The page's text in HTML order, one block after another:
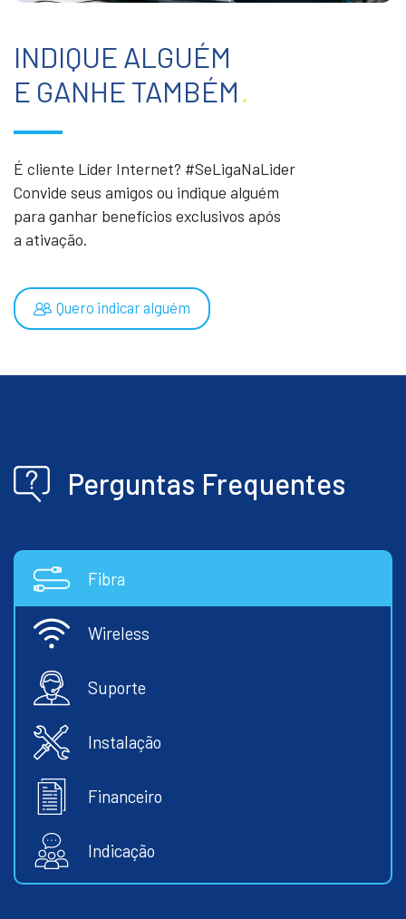
INDIQUE ALGUÉM
E GANHE TAMBÉM.
É cliente Líder Internet? #SeLigaNaLider
Convide seus amigos ou indique alguém
para ganhar benefícios exclusivos após
a ativação.
Quero indicar alguém
Perguntas Frequentes
Fibra
Wireless
Suporte
Instalação
Financeiro
Indicação